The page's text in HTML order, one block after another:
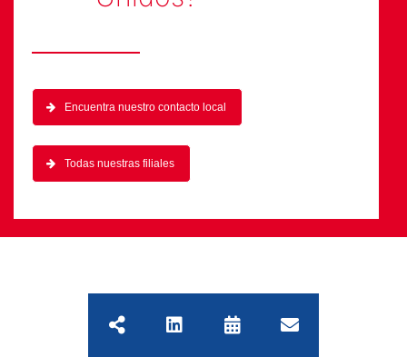
Encuentra nuestro contacto local
Todas nuestras filiales